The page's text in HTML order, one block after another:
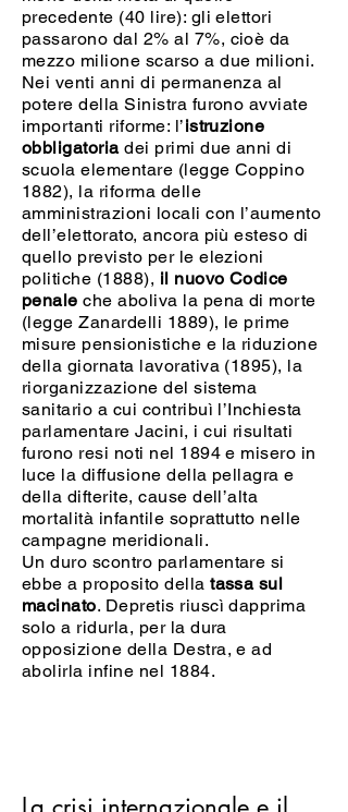
precedente (40 lire): gli elettori
passarono dal 2% al 7%, cioè da
mezzo milione scarso a due milioni.
Nei venti anni di permanenza al
potere della Sinistra furono avviate
importanti riforme: l’istruzione
obbligatoriadei primi due anni di
scuola elementare (legge Coppino
1882), la riforma delle
amministrazioni locali con l’aumento
dell’elettorato, ancora più esteso di
quello previsto per le elezioni
politiche (1888), il nuovo Codice
penale che aboliva la pena di morte
(legge Zanardelli 1889), le prime
misure pensionistiche e la riduzione
della giornata lavorativa (1895), la
riorganizzazione del sistema
sanitario a cui contribuì l’Inchiesta
parlamentare Jacini, i cui risultati
furono resi noti nel 1894 e misero in
luce la diffusione della pellagra e
della difterite, cause dell’alta
mortalità infantile soprattutto nelle
campagne meridionali.
Un duro scontro parlamentare si
ebbe a proposito dellatassa sul
macinato. Depretis riuscì dapprima
solo a ridurla, per la dura
opposizione della Destra, e ad
abolirla infine nel 1884.